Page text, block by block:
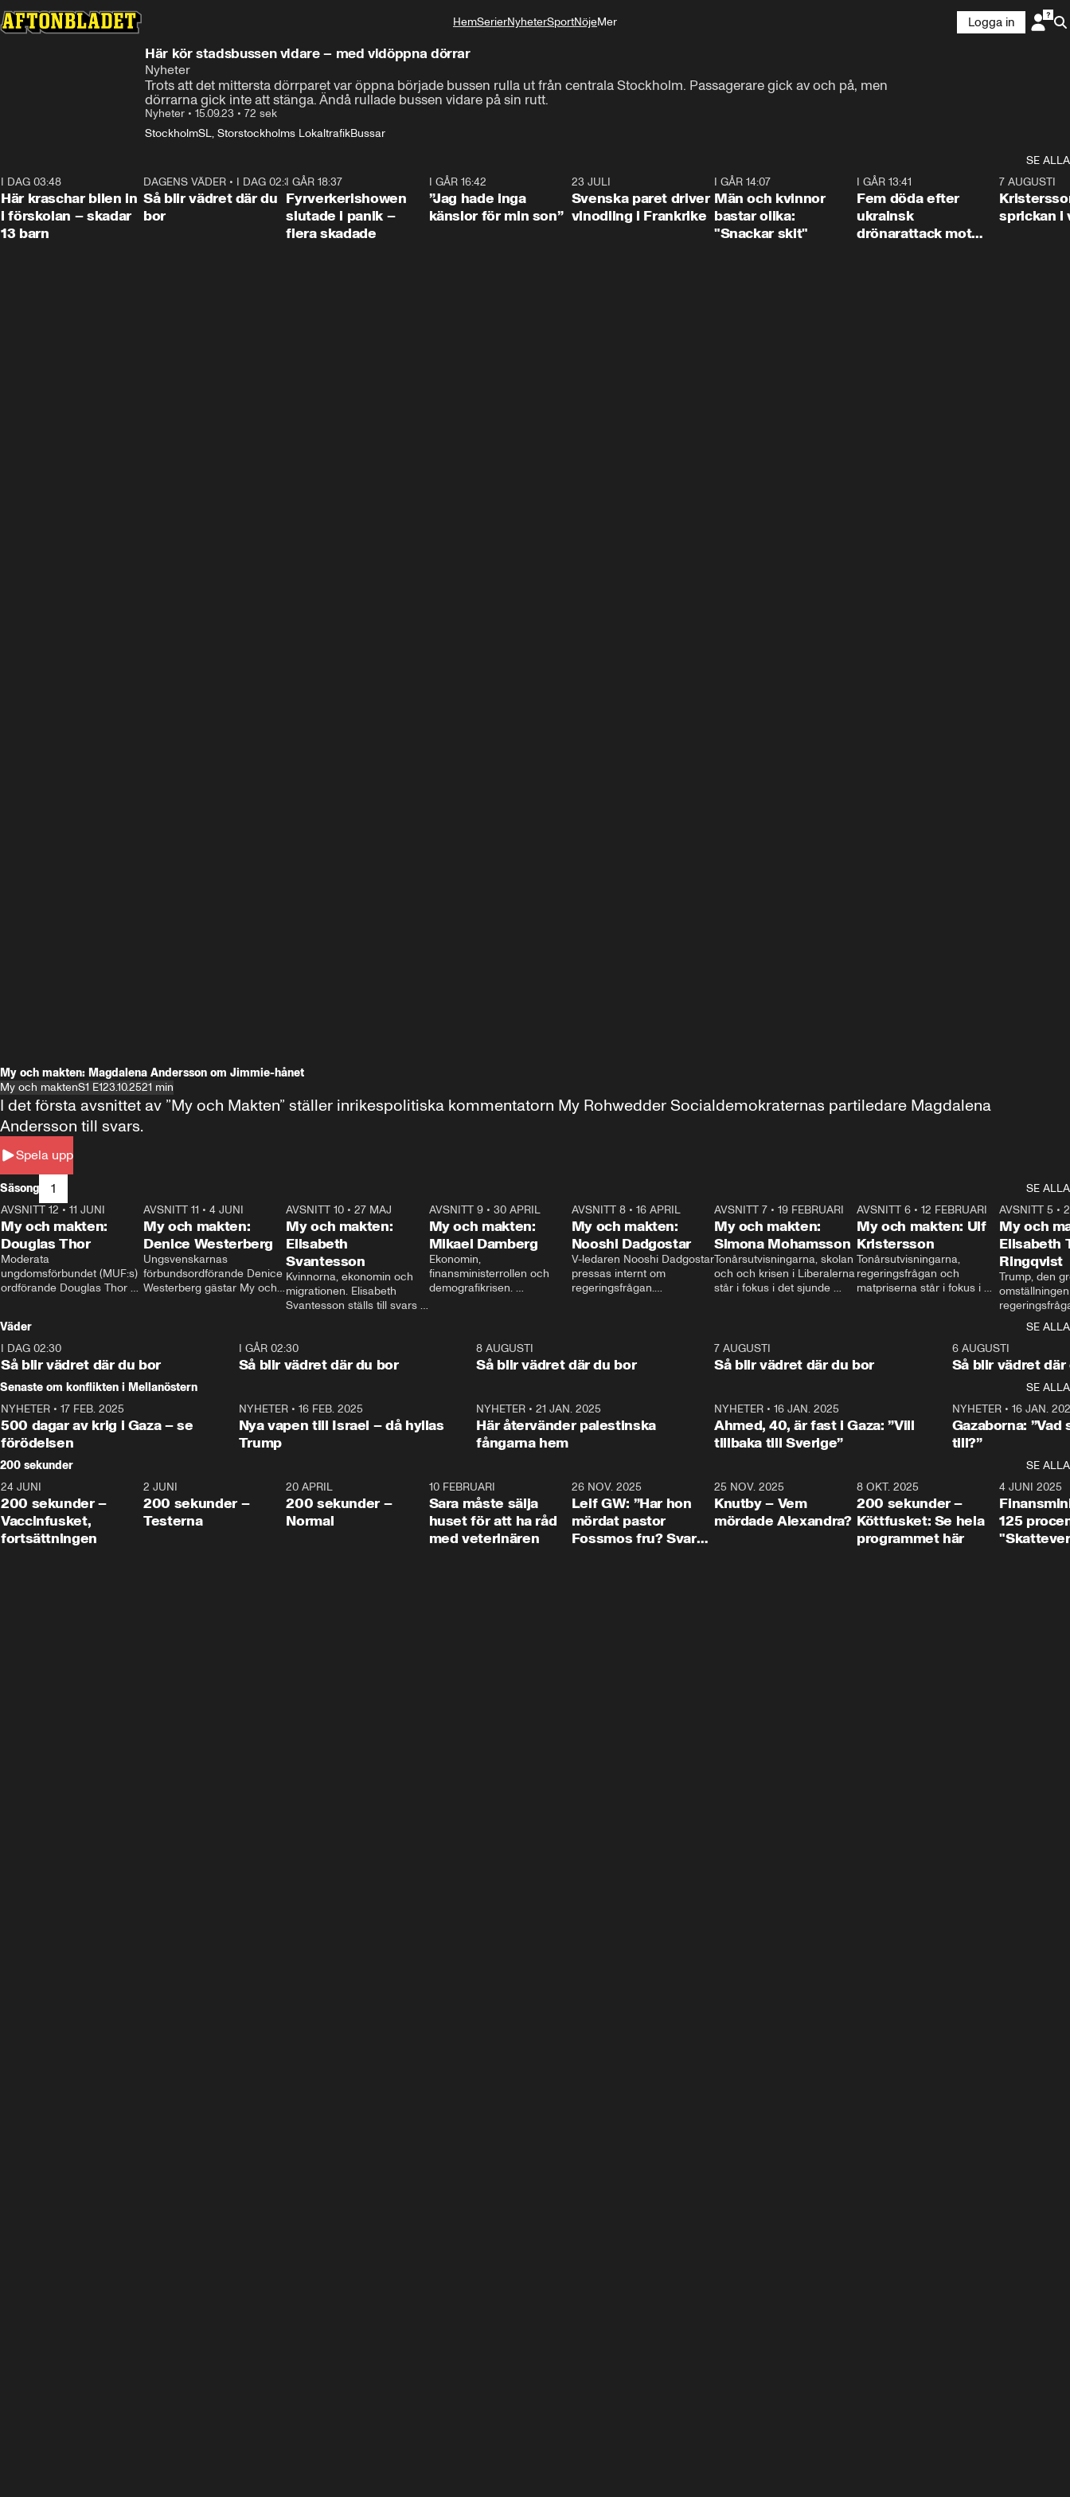
HemSerierNyheterSportNöjeMer
Logga in
Här kör stadsbussen vidare – med vidöppna dörrar
Nyheter
Trots att det mittersta dörrparet var öppna började bussen rulla ut från centrala Stockholm. Passagerare gick av och på, men
dörrarna gick inte att stänga. Ändå rullade bussen vidare på sin rutt.
Nyheter • 15.09.23 • 72 sek
StockholmSL, Storstockholms LokaltrafikBussar
SE ALLA
I DAG 03:48
Här kraschar bilen in
i förskolan – skadar
13 barn
1:06
DAGENS VÄDER • I DAG 02:30
Så blir vädret där du
bor
I GÅR 18:37
Fyrverkerishowen
slutade i panik –
flera skadade
I GÅR 16:42
”Jag hade inga
känslor för min son”
23 JULI
Svenska paret driver
vinodling i Frankrike
I GÅR 14:07
Män och kvinnor
bastar olika:
"Snackar skit"
0:29
I GÅR 13:41
Fem döda efter
ukrainsk
drönarattack mot
7 AUGUSTI
sprickan i
My och makten: Magdalena Andersson om Jimmie-hånet
My och maktenS1 E123.10.2521 min
Spela upp
I det första avsnittet av ”My och Makten” ställer inrikespolitiska kommentatorn My Rohwedder Socialdemokraternas partiledare Magdalena
Andersson till svars.
Säsong 1
SE ALLA
26:27
AVSNITT 12 • 11 JUNI
My och makten:
Douglas Thor
Moderata
ungdomsförbundet (MUF:s)
ordförande Douglas Thor
tonårsutvisningarna och hur
Moderaterna ska locka
väljare till valet i höst.
23:40
AVSNITT 11 •4 JUNI
My och makten:
Denice Westerberg
Ungsvenskarnas
förbundsordförande Denice
Westerberg gästar My och
AVSNITT 10 •27 MAJ
My och makten:
Elisabeth
Svantesson
Kvinnorna, ekonomin och
migrationen. Elisabeth
Svantesson ställs till svars
AVSNITT 9• 30 APRIL
My och makten:
Mikael Damberg
Ekonomin,
finansministerrollen och
demografikrisen.
och Makten.
AVSNITT 8• 16 APRIL
My och makten:
Nooshi Dadgostar
V-ledaren Nooshi Dadgostar
pressas internt om
regeringsfrågan.
– Vi ställer upp i val. Ska vi
vara med så sitter vi förstås
24:30
AVSNITT 7• 19 FEBRUARI
My och makten:
Simona Mohamsson
Tonårsutvisningarna, skolan
och och krisen i Liberalerna
står i fokus i det sjunde
kommentator My
Rohwedder ställer
utbildnings- och
Mohamsson till svars.
27:30
AVSNITT 6 •12 FEBRUARI
My och makten: Ulf
Kristersson
Tonårsutvisningarna,
regeringsfrågan och
matpriserna står i fokus i
Rohwedder ställer
statsminister Ulf Kristersson
AVSNITT 5 •
My och
Elisabeth
Ringqvist
Trump, den
centrum i
avsnittet av
Makten”. Se
Aftonbladets
Rohwedder
Thand Ring
Väder
SE ALLA
I DAG 02:30
Så blir vädret där du bor
1:06
I GÅR 02:30
Så blir vädret där du bor
8 AUGUSTI
Så blir vädret där du bor
7 AUGUSTI
Så blir vädret där du bor
6 AUGUSTI
Så blir vädret där
Senaste om konflikten i Mellanöstern
SE ALLA
NYHETER • 17 FEB. 2025
500 dagar av krig i Gaza – se
förödelsen
NYHETER• 16 FEB. 2025
Nya vapen till Israel – då hyllas
Trump
NYHETER •21 JAN. 2025
Här återvänder palestinska
fångarna hem
NYHETER• 16 JAN. 2025
Ahmed, 40, är fast i Gaza: ”Vill
tillbaka till Sverige”
NYHETER• 16 JAN.
Gazaborna:
till?”
200 sekunder
SE ALLA
5:00
24 JUNI
200 sekunder –
Vaccinfusket,
fortsättningen
4:23
2 JUNI
200 sekunder –
Testerna
20 APRIL
200 sekunder –
Normal
10 FEBRUARI
Sara måste sälja
huset för att ha råd
med veterinären
26 NOV. 2025
Leif GW: ”Har hon
mördat pastor
Fossmos fru? Svar
31:05
25 NOV. 2025
Knutby – Vem
mördade Alexandra?
4:29
8 OKT. 2025
200 sekunder –
Köttfusket: Se hela
programmet här
4 JUNI 2025
125